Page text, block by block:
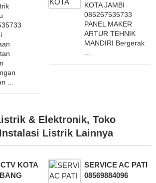
...
KOTA JAMBI
085267535733
PANEL MAKER
ARTUR TEHNIK
MANDIRI Bergerak
& Elektronik, Toko
Listrik Lainnya
KOTA
SERVICE AC PATI
08569884096